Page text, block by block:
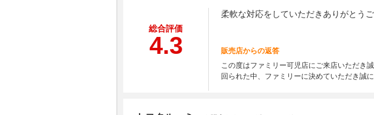
総合評価
4.3
柔軟な対応をしていただきありがとうご
販売店からの返答
この度はファミリー可児店にご来店いただき
回られた中、ファミリーに決めていただき誠